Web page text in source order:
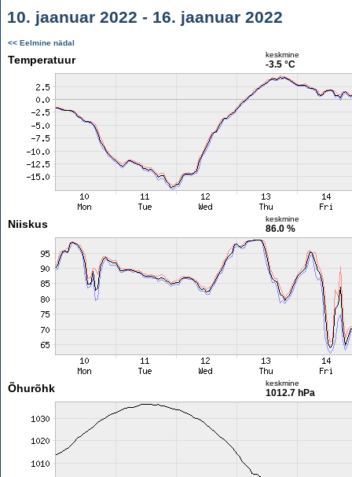
10. jaanuar 2022 - 16. jaanuar 2022
<< Eelmine nädal
Temperatuur keskmine
-3.5 °C
Niiskus keskmine
86.0 %
Õhurõhk keskmine
1012.7 hPa